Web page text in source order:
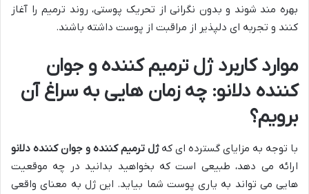
بهره مند شوند و بدون نگرانی از تحریک پوستی، روند ترمیم را آغاز
کنند و تجربه ای دلپذیر از مراقبت از پوست داشته باشند.
موارد کاربردژل ترمیم کننده و جوان
کننده دلانو: چه زمان هایی به سراغ آن
برویم؟
با توجه به مزایای گسترده ای کهژل ترمیم کننده و جوان کننده دلانو
ارائه می دهد، طبیعی است که بخواهید بدانید در چه موقعیت
هایی می تواند به یاری پوست شما بیاید. این ژل به معنای واقعی